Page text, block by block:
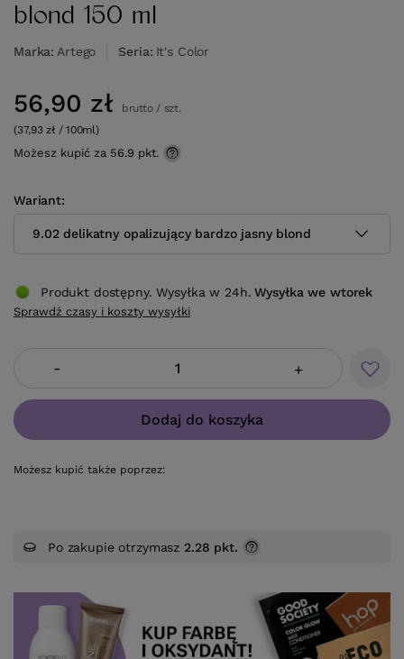
blond 150 ml
Marka Artego Seria It's Color
Wariant
9.02 delikatny opalizujący bardzo jasny blond
56,90 zł brutto/ szt.
(37,93 zł / 100ml)
Możesz kupić za 56.9 pkt.
- +
Dodaj do koszyka
Możesz kupić także poprzez:
Produkt dostępny. Wysyłka w 24h. Wysyłkawe wtorek
Sprawdź czasy i koszty wysyłki
Po zakupie otrzymasz 2.28 pkt.